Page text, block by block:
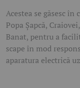
Acestea se găsesc
Popa Șapcă,
Banat, pentru a
scape în mod
aparatura electrică